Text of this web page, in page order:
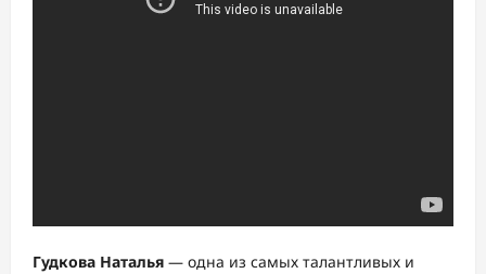
Гудкова Наталья — одна из самых талантливых и